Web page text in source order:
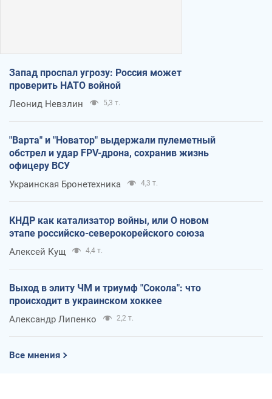
Запад проспал угрозу: Россия может
проверить НАТО войной
Леонид Невзлин 5,3 т.
"Варта" и "Новатор" выдержали пулеметный
обстрел и удар FPV-дрона, сохранив жизнь
офицеру ВСУ
Украинская Бронетехника 4,3 т.
КНДР как катализатор войны, или О новом
этапе российско-северокорейского союза
Алексей Кущ 4,4 т.
Выход в элиту ЧМ и триумф "Сокола": что
происходит в украинском хоккее
Александр Липенко 2,2 т.
Все мнения